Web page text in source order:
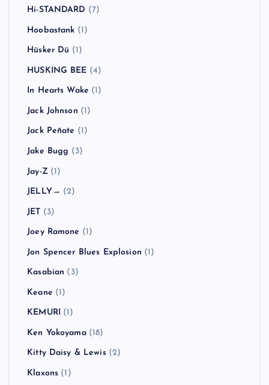
Hi-STANDARD (7)
Hoobastank (1)
Hüsker Dü (1)
HUSKING BEE (4)
In Hearts Wake (1)
Jack Johnson (1)
Jack Peñate (1)
Jake Bugg (3)
Jay-Z(1)
JELLY→ (2)
JET (3)
Joey Ramone (1)
Jon Spencer Blues Explosion (1)
Kasabian (3)
Keane (1)
KEMURI (1)
Ken Yokoyama(18)
Kitty Daisy & Lewis(2)
Klaxons (1)